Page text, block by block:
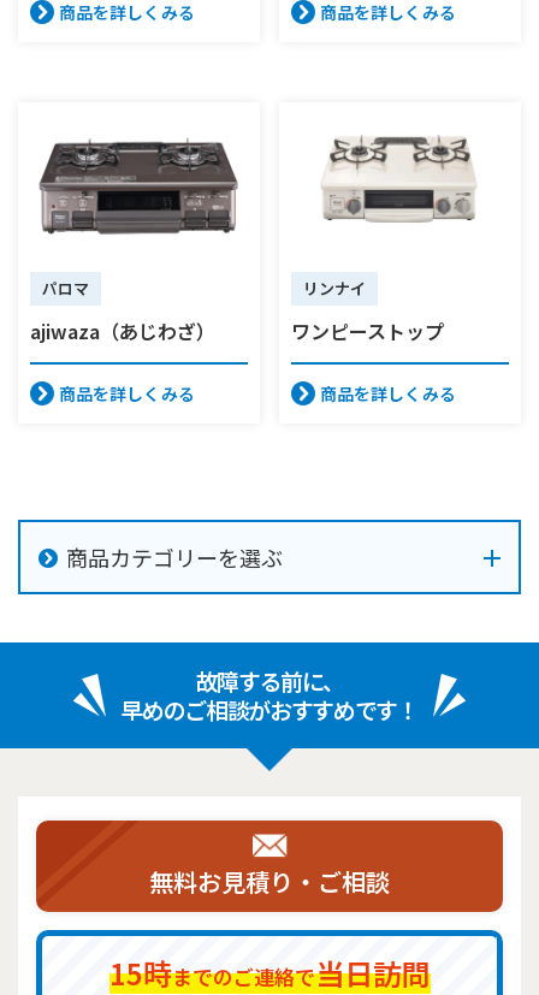
商品を詳しくみる 商品を詳しくみる
パロマ
ajiwaza（あじわざ）
商品を詳しくみる
リンナイ
ワンピーストップ
商品を詳しくみる
商品カテゴリーを選ぶ
故障する前に、
早めのご相談がおすすめです！
無料お見積り・ご相談
15時までのご連絡で当日訪問